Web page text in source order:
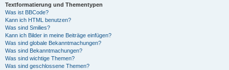
Textformatierung und Thementypen
Was ist BBCode?
Kann ich HTML benutzen?
Was sind Smilies?
Kann ich Bilder in meine Beiträge einfügen?
Was sind globale Bekanntmachungen?
Was sind Bekanntmachungen?
Was sind wichtige Themen?
Was sind geschlossene Themen?